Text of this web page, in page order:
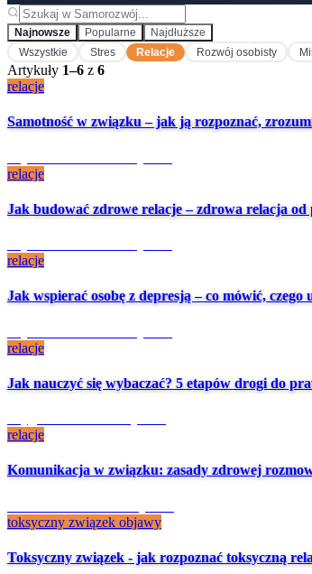
Najnowsze Popularne
Najdłuższe
Wszystkie
Stres Relacje Rozwój osobisty
Artykuły 1–6 z 6
relacje
Samotność w związku – jak ją rozpoznać,
relacje
Jak budować zdrowe relacje – zdrowa relacja od
relacje
Jak wspierać osobę z depresją – co mówić,
relacje
Jak nauczyć się wybaczać? 5 etapów drogi do
relacje
Komunikacja w związku: zasady zdrowej
toksyczny związek objawy
Toksyczny związek - jak rozpoznać toksyczną